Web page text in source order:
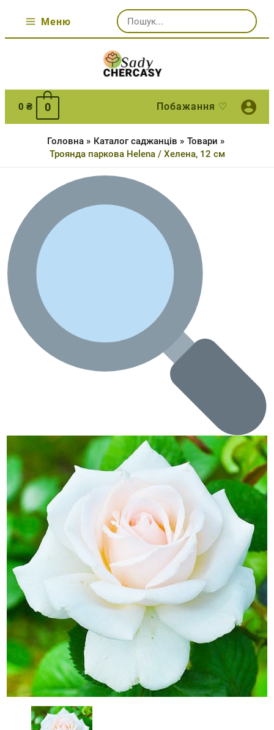
Меню
Шукати:
0 ₴ 0 Побажання ♡
Головна Каталог саджанців
Товари
Троянда паркова Helena / Хелена, 12 см